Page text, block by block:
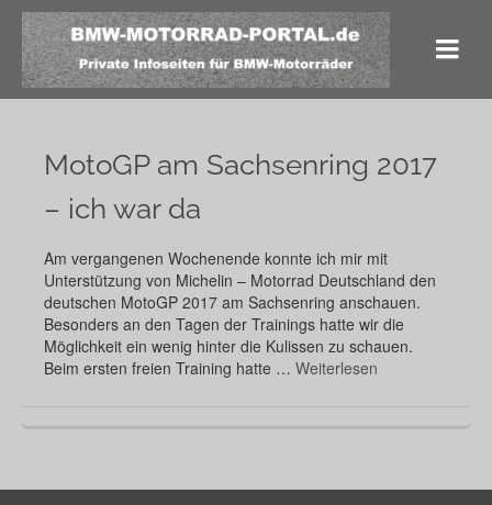
MotoGP am Sachsenring 2017
– ich war da
Am vergangenen Wochenende konnte ich mir mit
Unterstützung von Michelin – Motorrad Deutschland den
deutschen MotoGP 2017 am Sachsenring anschauen.
Besonders an den Tagen der Trainings hatte wir die
Möglichkeit ein wenig hinter die Kulissen zu schauen.
Beim ersten freien Training hatte … Weiterlesen